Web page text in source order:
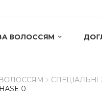
ВОЛОССЯМ
СПЕЦІАЛЬНІ
0